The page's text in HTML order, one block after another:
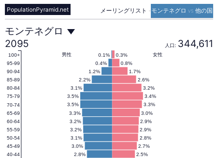
メーリングリスト - モンテネグロ vs 他の国
PopulationPyramid.net
モ
ン
テ
ネ
グ
モンテネグロ
2095
人口: 344,611
2.5%
2.8%
2.7%
3.0%
2.8%
3.1%
2.9%
3.2%
2.9%
3.2%
3.0%
3.3%
3.3%
3.5%
3.4%
3.5%
3.2%
3.1%
2.6%
2.2%
1.7%
1.2%
0.8%
0.4%
0.3%
0.1% 女性
男性
40-44
45-49
50-54
55-59
60-64
65-69
70-74
75-79
80-84
85-89
90-94
95-99
100+